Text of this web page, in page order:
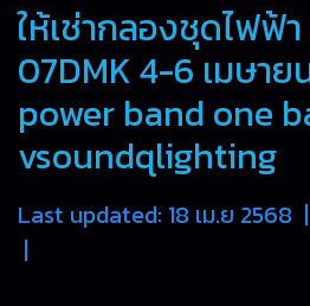
ให้เช่ากลองชุดไฟฟ้
07DMK 4-6 เมษา
power band one
vsoundqlighting
Last updated: 18 เม.ย 2568 |
|